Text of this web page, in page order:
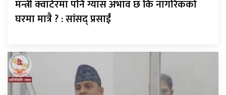
मन्त्री क्वार्टरमा पनि ग्यास अभाव छ कि नागरिकको
घरमा मात्रै ? : सांसद् प्रसाईं